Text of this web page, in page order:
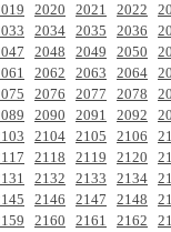
2020 2021 2022
2034 2035 2036
2048 2049 2050
2062 2063 2064
2076 2077 2078
2090 2091 2092
2104 2105 2106
2118 2119 2120
2132 2133 2134
2146 2147 2148
2160 2161 2162